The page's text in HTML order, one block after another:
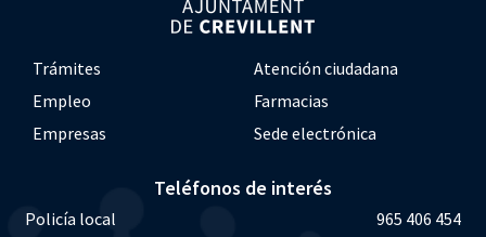
Trámites
Atención ciudadana
Empleo
Farmacias
Empresas
Sede electrónica
Teléfonos de interés
Policía local
965 406 454